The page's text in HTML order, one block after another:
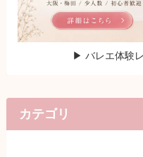
▶ バレエ体験
カテゴリ